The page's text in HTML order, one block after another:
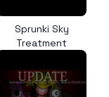
Sprunki Sky
Treatment